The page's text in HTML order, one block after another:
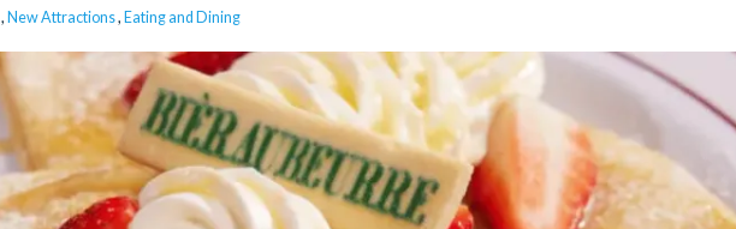
, New Attractions, Eating and Dining